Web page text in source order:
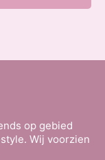
op gebied
Wij voorzien